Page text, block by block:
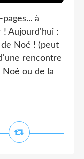
à
! Aujourd'hui :
Noé ! (peut
rencontre
ou de la